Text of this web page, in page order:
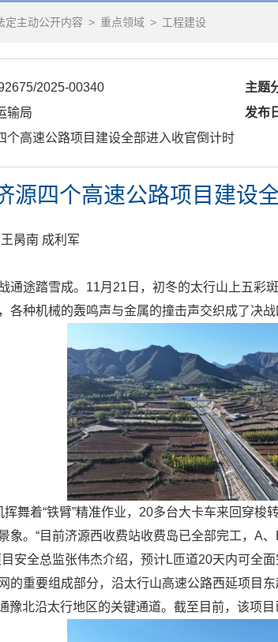
定主动公开内容 > 重点领域 > 工程建设
2025-00340 主题
输局 发布
个高速公路项目建设全部进入收官倒计时
源四个高速公路项目建设
昺南 成利军
通途踏雪成。11月21日，初冬的太行山上五彩
各种机械的轰鸣声与金属的撞击声交织成了决
舞着“铁臂”精准作业，20多台大卡车来回穿
象。“目前济源西收费站收费岛已全部完工，A
安全总监张伟杰介绍，预计L匝道20天内可全面
的重要组成部分，沿太行山高速公路西延项目
豫北沿太行地区的关键通道。截至目前，该项